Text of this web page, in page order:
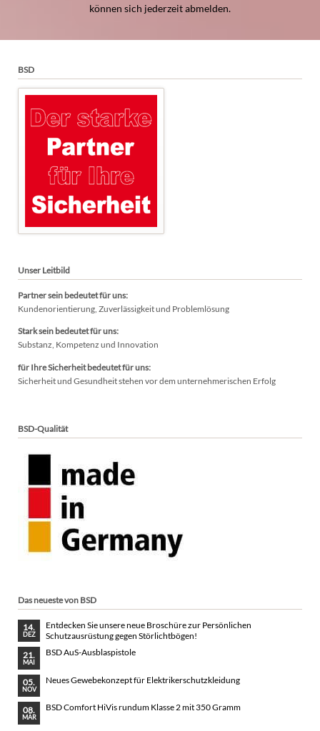
können sich jederzeit abmelden.
BSD
Unser Leitbild
Partner sein bedeutet für uns:
Kundenorientierung, Zuverlässigkeit und Problemlösung
Stark sein bedeutet für uns:
Substanz, Kompetenz und Innovation
für Ihre Sicherheit bedeutet für uns:
Sicherheit und Gesundheit stehen vor dem unternehmerischen Erfolg
BSD-Qualität
Das neueste von BSD
14.
DEZ
Entdecken Sie unsere neue Broschüre zur Persönlichen
Schutzausrüstung gegen Störlichtbögen!
21.
MAI
BSD AuS-Ausblaspistole
05.
NOV
Neues Gewebekonzept für Elektrikerschutzkleidung
08.
MÄR
BSD Comfort HiVis rundum Klasse 2 mit 350 Gramm